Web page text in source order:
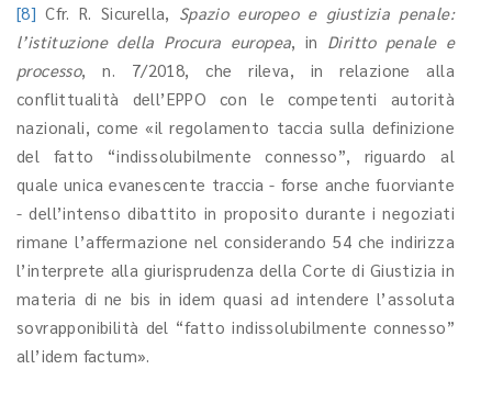
[8] Cfr. R. Sicurella,
Spazio europeo e giustizia penale:
l’istituzione della Procura europea , in Diritto penale e
processo, n. 7/2018, che rileva, in relazione alla
conflittualità dell’EPPO con le competenti autorità
nazionali, come «il regolamento taccia sulla definizione
del fatto “indissolubilmente connesso”, riguardo al
quale unica evanescente traccia - forse anche fuorviante
- dell’intenso dibattito in proposito durante i negoziati
rimane l’affermazione nel considerando 54 che indirizza
l’interprete alla giurisprudenza della Corte di Giustizia in
materia di ne bis in idem quasi ad intendere l’assoluta
sovrapponibilità del “fatto indissolubilmente connesso”
all’idem factum».